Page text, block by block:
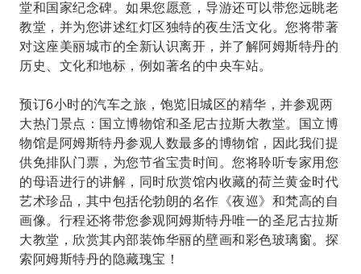
堂和国家纪念碑。如果您愿意，导游还可以带您远眺老
教堂，并为您讲述红灯区独特的夜生活文化。您将带著
对这座美丽城市的全新认识离开，并了解阿姆斯特丹的
历史、文化和地标，例如著名的中央车站。
预订6小时的汽车之旅，饱览旧城区的精华，并参观两
大热门景点：国立博物馆和圣尼古拉斯大教堂。国立博
物馆是阿姆斯特丹参观人数最多的博物馆，因此我们提
供免排队门票，为您节省宝贵时间。您将聆听专家用您
的母语进行的讲解，同时欣赏馆内收藏的荷兰黄金时代
艺术珍品，其中包括伦勃朗的名作《夜巡》和梵高的自
画像。行程还将带您参观阿姆斯特丹唯一的圣尼古拉斯
大教堂，欣赏其内部装饰华丽的壁画和彩色玻璃窗。探
索阿姆斯特丹的隐藏瑰宝！